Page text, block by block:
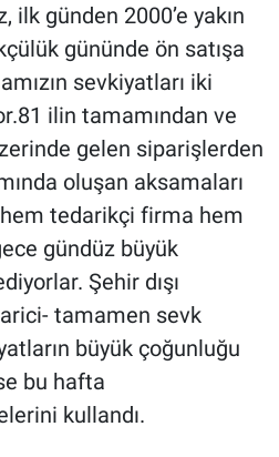
ilk günden 2000’e yakın
gününde ön satışa
sevkiyatları iki
ilin tamamından ve
gelen siparişlerden
oluşan aksamaları
tedarikçi firma hem
gündüz büyük
Şehir dışı
tamamen sevk
büyük çoğunluğu
bu hafta
kullandı.